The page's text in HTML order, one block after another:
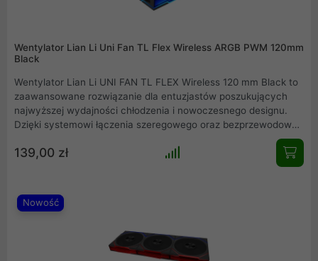
Wentylator Lian Li Uni Fan TL Flex Wireless ARGB PWM 120mm
Black
Wentylator Lian Li UNI FAN TL FLEX Wireless 120 mm Black to
zaawansowane rozwiązanie dla entuzjastów poszukujących
najwyższej wydajności chłodzenia i nowoczesnego designu.
Dzięki systemowi łączenia szeregowego oraz bezprzewodowej
obudowy pozostaje uporządkowane. Model oferuje wysokie
ciśnienie statyczne 3,97 mmH2O i przepływ powietrza 90,1
nieskończoności zapewniają niesamowity efekt wizualny.
139,00 zł
Nowość